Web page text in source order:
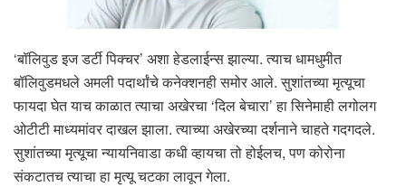
‘बॉलिवुड इज डर्टी पिक्चर’ अशा हेडलाईन्स झाल्या. त्याच धामधुमीत
बॉलिवुडमधले अमली पदार्थांचे कनेक्शनही समोर आले. सुशांतच्या मृत्यूचा
फायदा घेत याच काळात त्याचा अखेरचा ‘दिल बेचारा’ हा सिनेमाही लगोलग
ओटीटी माध्यमांवर दाखल झाला. त्याच्या अखेरच्या दर्शनाने चाहते गदगदले.
सुशांतच्या मृत्यूचा न्यायनिवाडा कधी व्हायचा तो होईलच, पण कोरोना
संकटातच त्याचा हा मृत्यू चटका लावून गेला.